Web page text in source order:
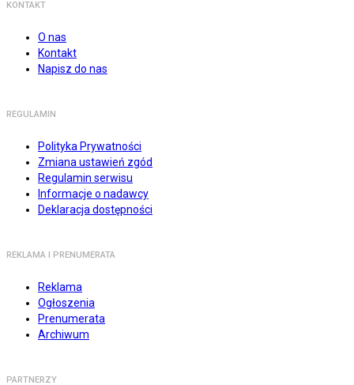
KONTAKT
O nas
Kontakt
Napisz do nas
REGULAMIN
Polityka Prywatności
Zmiana ustawień zgód
Regulamin serwisu
Informacje o nadawcy
Deklaracja dostępności
REKLAMA I PRENUMERATA
Reklama
Ogłoszenia
Prenumerata
Archiwum
PARTNERZY